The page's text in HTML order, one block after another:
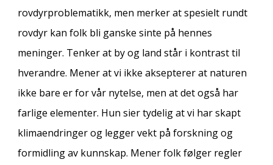
rovdyrproblematikk, men merker at spesielt rundt
rovdyr kan folk bli ganske sinte på hennes
meninger. Tenker at by og land står i kontrast til
hverandre. Mener at vi ikke aksepterer at naturen
ikke bare er for vår nytelse, men at det også har
farlige elementer. Hun sier tydelig at vi har skapt
klimaendringer og legger vekt på forskning og
formidling av kunnskap. Mener folk følger regler